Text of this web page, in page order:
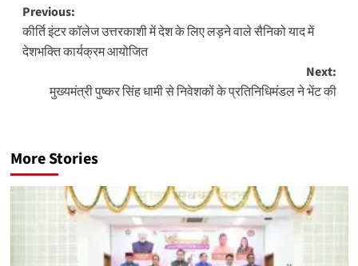
Post
navigation
Previous:
कीर्ति इंटर कॉलेज उत्तरकाशी में देश के लिए लड़ने वाले सैनिको याद में
देशभक्ति कार्यक्रम आयोजित
Next:
मुख्यमंत्री पुष्कर सिंह धामी से निवेशकों के प्रतिनिधिमंडल ने भेंट की
More Stories